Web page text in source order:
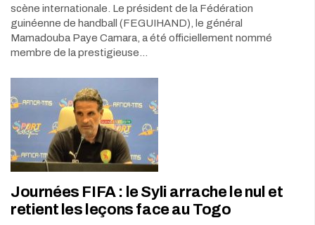
scène internationale. Le président de la Fédération
guinéenne de handball (FEGUIHAND), le général
Mamadouba Paye Camara, a été officiellement nommé
membre de la prestigieuse…
Journées FIFA : le Syli arrache le nul et
retient les leçons face au Togo